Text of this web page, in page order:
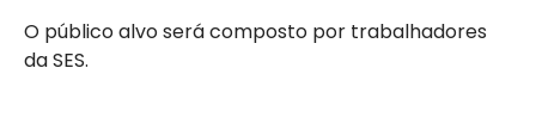
O público alvo será composto por trabalhadores
da SES.